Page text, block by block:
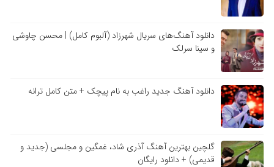
دانلود آهنگ‌های سریال شهرزاد (آلبوم کامل) | محسن چاوشی
و سینا سرلک
دانلود آهنگ جدید راغب به نام پیچک + متن کامل ترانه
گلچین بهترین آهنگ آذری شاد، غمگین و مجلسی (جدید و
قدیمی) + دانلود رایگان